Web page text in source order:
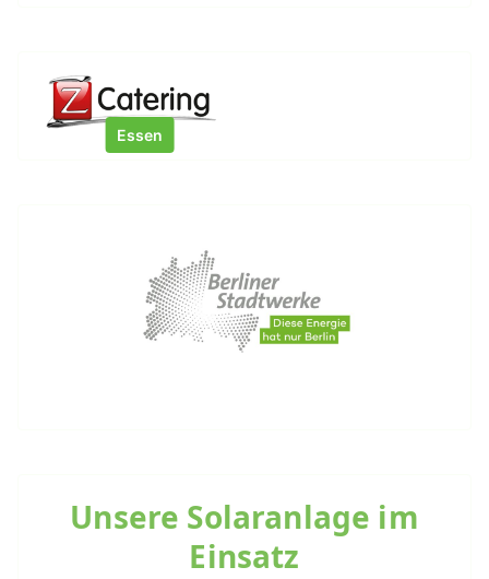
Essen
Unsere Solaranlage im
Einsatz